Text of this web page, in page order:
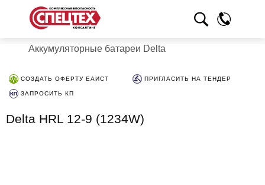
Аккумуляторные батареи Delta
СОЗДАТЬ ОФЕРТУ ЕАИСТ ПРИГЛАСИТЬ НА ТЕНДЕР
ЗАПРОСИТЬ КП
Delta HRL 12-9 (1234W)